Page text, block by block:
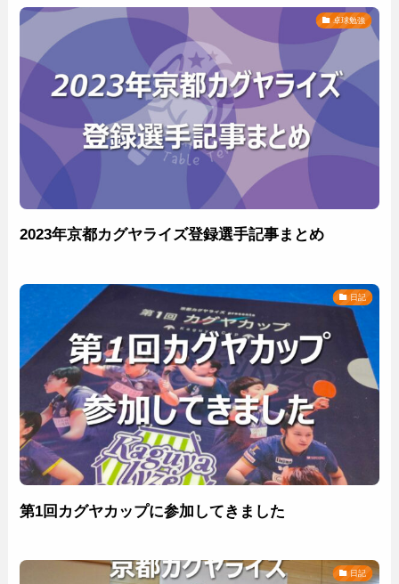
卓球勉強
2023年京都カグヤライズ登録選手記事まとめ
日記
第1回カグヤカップに参加してきました
日記